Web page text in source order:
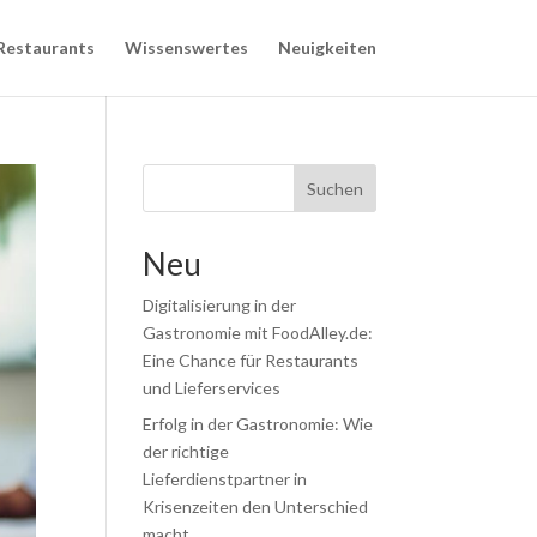
Wissenswertes Neuigkeiten
Suchen
Neu
Digitalisierung in der
Gastronomie mit FoodAlley.de:
Eine Chance für Restaurants
und Lieferservices
Erfolg in der Gastronomie: Wie
der richtige
Lieferdienstpartner in
Krisenzeiten den Unterschied